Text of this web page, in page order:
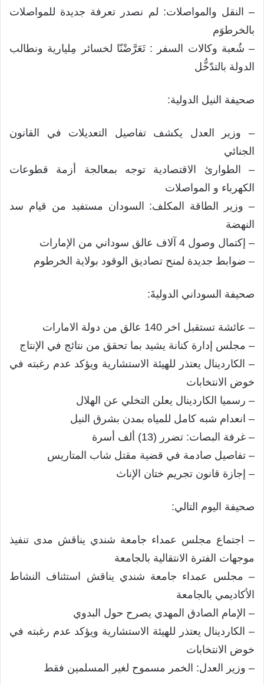
– النقل والمواصلات: لم نصدر تعرفة جديدة للمواصلات
بالخرطوَم
– شُعبة وكالات السفر : تَعَرَّضْنّا لخسائر مِليارية ونطالب
الدولة بالتدّخُّل
صحيفة النيل الدولية:
– وزير العدل يكشف تفاصيل التعديلات في القانون
الجنائي
– الطوارئ الاقتصادية توجه بمعالجة أزمة قطوعات
الكهرباء و المواصلات
– وزير الطاقة المكلف: السودان مستفيد من قيام سد
النهضة
– إكتمال وصول 4 آلاف عالق سوداني من الإمارات
– ضوابط جديدة لمنح تصاديق الوقود بولاية الخرطوم
صحيفة السوداني الدوليةَ:
– عائشة تستقبل اخر 140 عالق من دولة الامارات
– مجلس إدارة كنانة يشيد بما تحقق من نتائج في الإنتاج
– الكاردينال يعتذر للهيئة الاستشارية ويؤكد عدم رغبته في
خوض الانتخابات
– رسميا الكاردينال يعلن التخلي عن الهلال
– انعدام شبه كامل للمياه بمدن بشرق النيل
– غرفة البصات: تضرر (13) ألف أسرة
– تفاصيل صادمة في قضية مقتل شاب المتاريس
– إجازة قانون تجريم ختان الإناث
صحيفة اليوم التالي:
– اجتماع مجلس عمداء جامعة شندي يناقش مدى تنفيذ
موجهات الفترة الانتقالية بالجامعة
– مجلس عمداء جامعة شندي يناقش استئناف النشاط
الأكاديمي بالجامعة
– الإمام الصادق المهدي يصرح حول البدوي
– الكاردينال يعتذر للهيئة الاستشارية ويؤكد عدم رغبته في
خوض الانتخابات
– وزير العدل: الخمر مسموح لغير المسلمين فقط